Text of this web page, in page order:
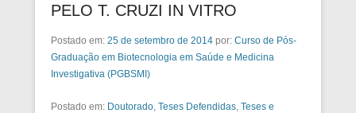
PELO T. CRUZI IN VITRO
Postado em: 25 de setembro de 2014 por: Curso de Pós-
Graduação em Biotecnologia em Saúde e Medicina
Investigativa (PGBSMI)
Postado em: Doutorado, Teses Defendidas, Teses e